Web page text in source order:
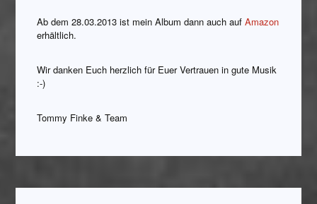
Ab dem 28.03.2013 ist mein Album dann auch aufAmazon
erhältlich.
Wir danken Euch herzlich für Euer Vertrauen in gute Musik
:-)
Tommy Finke & Team